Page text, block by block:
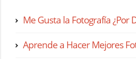
Me Gusta la Fotografía ¿Por
Aprende a Hacer Mejores